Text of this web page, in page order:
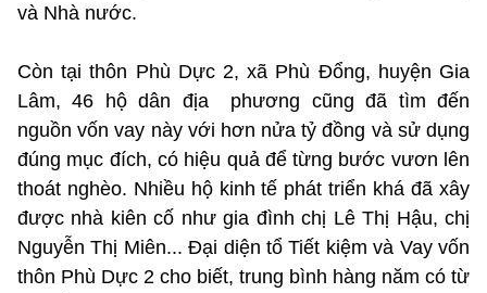
và Nhà nước.
Còn tại thôn Phù Dực 2, xã Phù Đổng, huyện Gia
Lâm, 46 hộ dân địa phương cũng đã tìm đến
nguồn vốn vay này với hơn nửa tỷ đồng và sử dụng
đúng mục đích, có hiệu quả để từng bước vươn lên
thoát nghèo. Nhiều hộ kinh tế phát triển khá đã xây
được nhà kiên cố như gia đình chị Lê Thị Hậu, chị
Nguyễn Thị Miên... Đại diện tổ Tiết kiệm và Vay vốn
thôn Phù Dực 2 cho biết, trung bình hàng năm có từ